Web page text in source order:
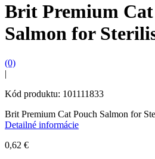
Brit Premium
Salmon for
(0)
|
Kód produktu: 101111833
Brit Premium Cat Pouch Salmon for
Detailné informácie
0,62 €